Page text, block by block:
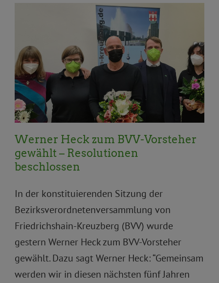
Aktuelles BVV Pressemitteilungen Priorität
Werner Heck zum BVV-Vorsteher
gewählt – Resolutionen
beschlossen
In der konstituierenden Sitzung der
Bezirksverordnetenversammlung von
Friedrichshain-Kreuzberg (BVV) wurde
gestern Werner Heck zum BVV-Vorsteher
gewählt. Dazu sagt Werner Heck: “Gemeinsam
werden wir in diesen nächsten fünf Jahren